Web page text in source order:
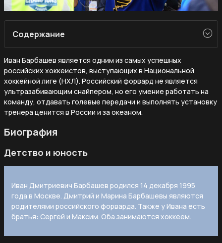
Содержание
Иван Барбашев является одним из самых успешных
российских хоккеистов, выступающих в Национальной
хоккейной лиге (НХЛ). Российский форвард не является
ультразабивающим снайпером, но его умение работать на
команду, отдавать голевые передачи и выполнять установку
тренера ценится в России и за океаном.
Биография
Детство и юность
Иван Дмитриевич Барбашев родился 14 декабря 1995
года в Москве. Дмитрий и Марина Барбашевы являются
родителями российского форварда. Также у Ивана есть
братья: Сергей и Максим. Оба занимаются хоккеем.